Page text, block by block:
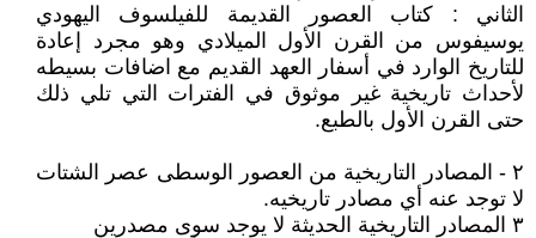
الثاني : كتاب العصور القديمة للفيلسوف اليهودي
يوسيفوس من القرن الأول الميلادي وهو مجرد إعادة
للتاريخ الوارد في أسفار العهد القديم مع اضافات بسيطه
لأحداث تاريخية غير موثوق في الفترات التي تلي ذلك
حتى القرن الأول بالطبع.
٢ - المصادر التاريخية من العصور الوسطى عصر الشتات
لا توجد عنه أي مصادر تاريخيه.
٣ المصادر التاريخية الحديثة لا يوجد سوى مصدرين